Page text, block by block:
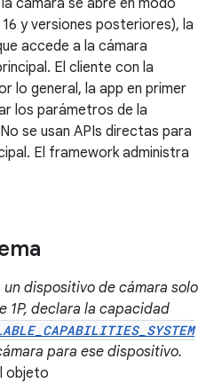
cámara se abre en modo
y versiones posteriores), la
accede a la cámara
El cliente con la
lo general, la app en primer
los parámetros de la
se usan APIs directas para
El framework administra
dispositivo de cámara solo
1P, declara la capacidad
para ese dispositivo.
objeto